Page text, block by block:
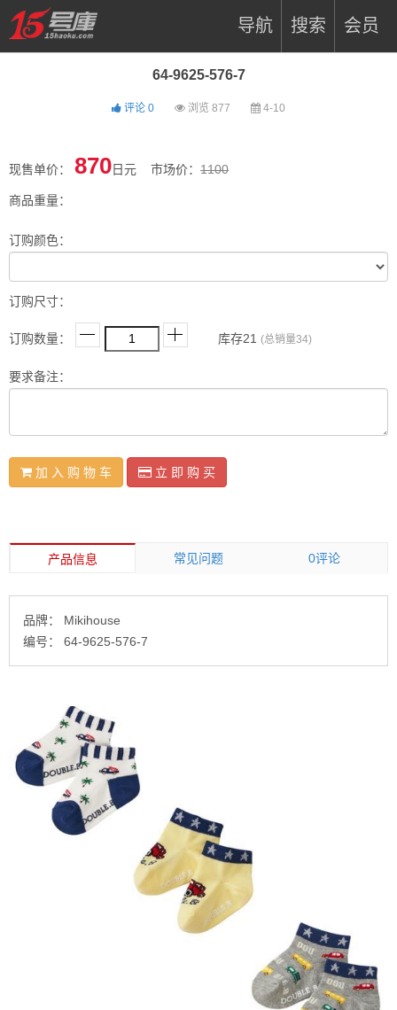
导航 搜索 会员
64-9625-576-7
评论 0 浏览 877 4-10
现售单价： 870日元 市场价： 1100
商品重量：
订购颜色：
订购尺寸：
订购数量： 库存21 (总销量34)
要求备注：
加 入 购 物 车 立 即 购 买
产品信息 常见问题 0评论
品牌：
Mikihouse
编号：
64-9625-576-7